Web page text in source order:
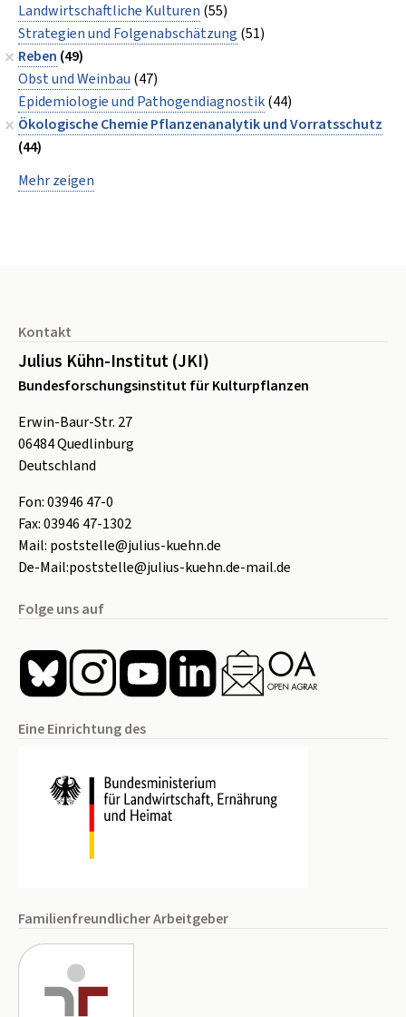
Landwirtschaftliche Kulturen (55)
Strategien und Folgenabschätzung (51)
Reben (49)
Obst und Weinbau (47)
Epidemiologie und Pathogendiagnostik(44)
Ökologische Chemie Pflanzenanalytik und Vorratsschutz
(44)
Mehr zeigen
Kontakt
Julius Kühn-Institut (JKI)
Bundesforschungsinstitut für Kulturpflanzen
Erwin-Baur-Str. 27
06484Quedlinburg
Deutschland
Fon:03946 47-0
Fax:03946 47-1302
Mail: poststelle@julius-kuehn.de
De-Mail:poststelle@julius-kuehn.de-mail.de
Folge uns auf
Eine Einrichtung des
Familienfreundlicher Arbeitgeber